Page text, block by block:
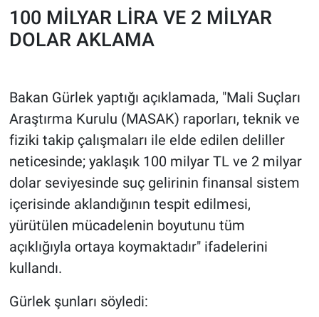
100 MİLYAR LİRA VE 2 MİLYAR
DOLAR AKLAMA
Bakan Gürlek yaptığı açıklamada, "Mali Suçları
Araştırma Kurulu (MASAK) raporları, teknik ve
fiziki takip çalışmaları ile elde edilen deliller
neticesinde; yaklaşık 100 milyar TL ve 2 milyar
dolar seviyesinde suç gelirinin finansal sistem
içerisinde aklandığının tespit edilmesi,
yürütülen mücadelenin boyutunu tüm
açıklığıyla ortaya koymaktadır" ifadelerini
kullandı.
Gürlek şunları söyledi:
Nedir
Popüler
Sağlık
Spor
Teknoloji
Türkiye'nin Geleceği
Türkiye'nin Gündemi
Yerel Gündem